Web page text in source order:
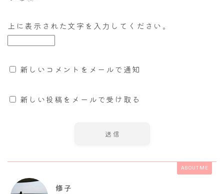
上に表示された文字を入力してください。
新しいコメントをメールで通知
新しい投稿をメールで受け取る
ABOUT ME
修子